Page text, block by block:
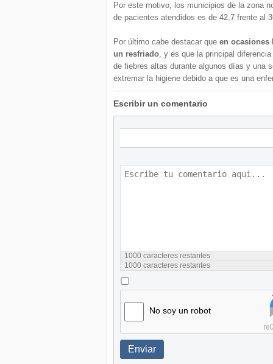
Por este motivo, los municipios de la zona
de pacientes atendidos es de 42,7 frente al
Por último cabe destacar que en ocasiones
un resfriado, y es que la principal
de fiebres altas durante algunos días y una
extremar la higiene debido a que es una
Escribir un comentario
1000 caracteres restantes
1000 caracteres restantes
No soy un robot
Enviar